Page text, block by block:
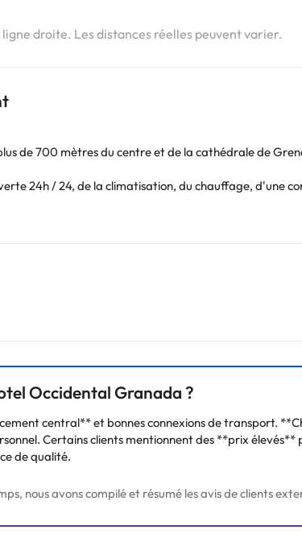
droite. Les distances réelles peuvent varier.
de 700 mètres du centre et de la cathédrale de
24h / 24, de la climatisation, du chauffage,
, cette entreprise réunit, dans un même
modernes et entièrement équipées avec 2 lits
bureau et une salle de bains avec baignoire et sèche-
Si vous avez des questions, contactez-nous.
Occidental Granada ?
central** et bonnes connexions de transport.
Certains clients mentionnent des **prix
de qualité.
nous avons compilé et résumé les avis de clients